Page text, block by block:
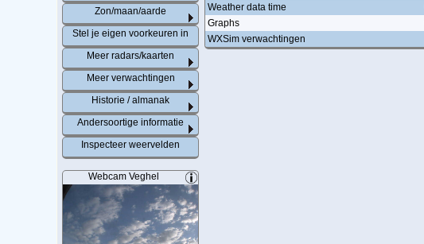
Zon/maan/aarde
Stel je eigen voorkeuren in
Meer radars/kaarten
Meer verwachtingen
Historie / almanak
Andersoortige informatie
Inspecteer weervelden
Webcam Veghel
Weather data time
Graphs
WXSim verwachtingen